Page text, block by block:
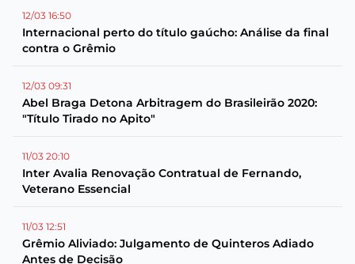
12/03 16:50
Internacional perto do título gaúcho: Análise da final
contra o Grêmio
12/03 09:31
Abel Braga Detona Arbitragem do Brasileirão 2020:
"Título Tirado no Apito"
11/03 20:10
Inter Avalia Renovação Contratual de Fernando,
Veterano Essencial
11/03 12:51
Grêmio Aliviado: Julgamento de Quinteros Adiado
Antes de Decisão